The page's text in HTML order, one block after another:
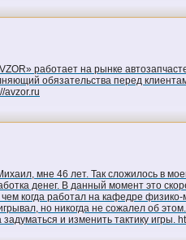
работает на рынке
обязательства перед
avzor.ru
мне 46 лет. Так сложилось в
денег. В данный момент это
когда работал на кафедре физико-
но никогда не сожалел об
и изменить тактику игры.